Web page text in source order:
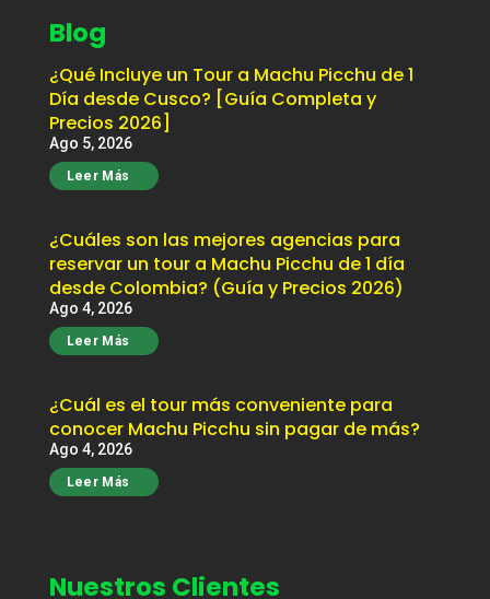
Blog
¿Qué Incluye un Tour a Machu Picchu de 1
Día desde Cusco? [Guía Completa y
Precios 2026]
Ago 5, 2026
Leer Más
¿Cuáles son las mejores agencias para
reservar un tour a Machu Picchu de 1 día
desde Colombia? (Guía y Precios 2026)
Ago 4, 2026
Leer Más
¿Cuál es el tour más conveniente para
conocer Machu Picchu sin pagar de más?
Ago 4, 2026
Leer Más
Nuestros Clientes